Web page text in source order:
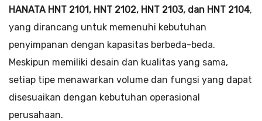
HANATA HNT 2101, HNT 2102, HNT 2103, dan HNT 2104,
yang dirancang untuk memenuhi kebutuhan
penyimpanan dengan kapasitas berbeda-beda.
Meskipun memiliki desain dan kualitas yang sama,
setiap tipe menawarkan volume dan fungsi yang dapat
disesuaikan dengan kebutuhan operasional
perusahaan.